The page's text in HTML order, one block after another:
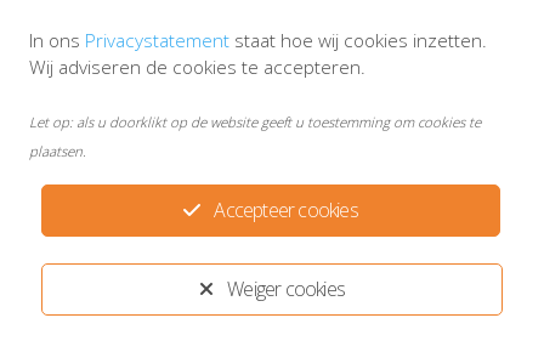
Disclaimer MijnGezondheid.net Privacystatement
Ontwikkeld door:Yardzorgsites.nl
Weiger cookies
Accepteer cookies
In ons Privacystatement staat hoe wij cookies inzetten.
Wij adviseren de cookies te accepteren.
Let op: als u doorklikt op de website geeft u toestemming om cookies te
plaatsen.